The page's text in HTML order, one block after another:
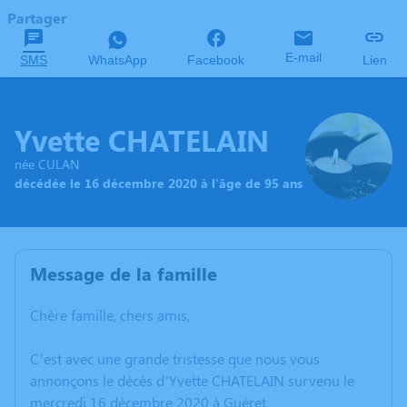
Partager
SMS WhatsApp Facebook E-mail Lien
Yvette CHATELAIN
née CULAN
décédée le 16 décembre 2020 à l'âge de 95 ans
Message de la famille
Chère famille, chers amis,
C’est avec une grande tristesse que nous vous
annonçons le décès d’Yvette CHATELAIN survenu le
mercredi 16 décembre 2020 à Guéret.